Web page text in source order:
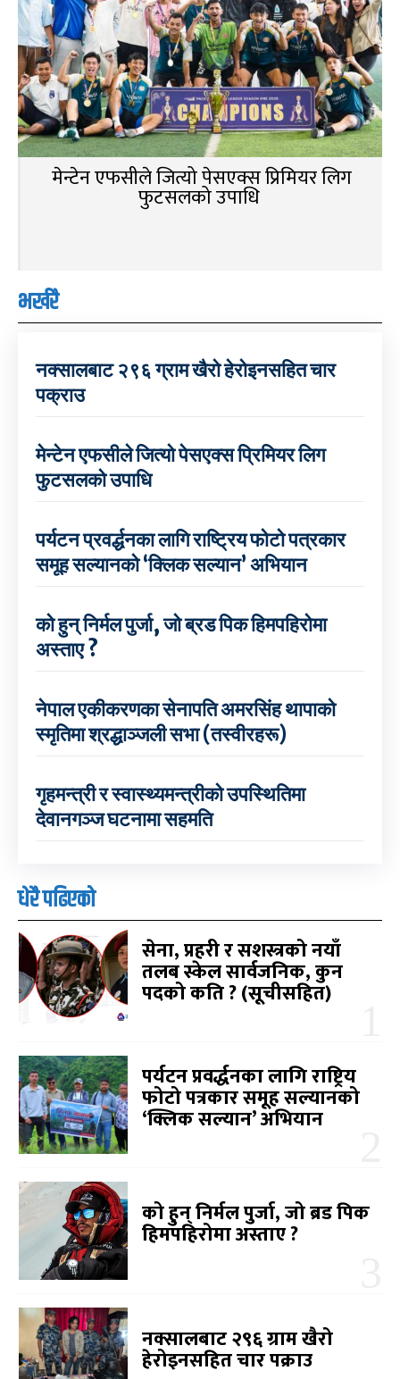
मेन्टेन एफसीले जित्यो पेसएक्स प्रिमियर लिग
फुटसलको उपाधि
भर्खरै
नक्सालबाट २९६ ग्राम खैरो हेरोइनसहित चार
पक्राउ
मेन्टेन एफसीले जित्यो पेसएक्स प्रिमियर लिग
फुटसलको उपाधि
पर्यटन प्रवर्द्धनका लागि राष्ट्रिय फोटो पत्रकार
समूह सल्यानको ‘क्लिक सल्यान’ अभियान
को हुन् निर्मल पुर्जा, जो ब्रड पिक हिमपहिरोमा
अस्ताए ?
नेपाल एकीकरणका सेनापति अमरसिंह थापाको
स्मृतिमा श्रद्धाञ्जली सभा (तस्वीरहरू)
गृहमन्त्री र स्वास्थ्यमन्त्रीको उपस्थितिमा
देवानगञ्ज घटनामा सहमति
धेरै पढिएको
सेना, प्रहरी र सशस्त्रको नयाँ
तलब स्केल सार्वजनिक, कुन
पदको कति ? (सूचीसहित)
पर्यटन प्रवर्द्धनका लागि राष्ट्रिय
फोटो पत्रकार समूह सल्यानको
‘क्लिक सल्यान’ अभियान
को हुन् निर्मल पुर्जा, जो ब्रड पिक
हिमपहिरोमा अस्ताए ?
नक्सालबाट २९६ ग्राम खैरो
हेरोइनसहित चार पक्राउ